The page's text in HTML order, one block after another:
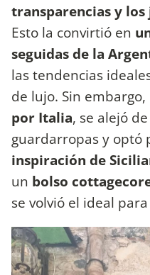
transparencias y los
Esto la convirtió en
seguidas de la
las tendencias
de lujo. Sin
por Italia, se alejó
guardarropas y optó
inspiración de
un bolso
se volvió el ideal